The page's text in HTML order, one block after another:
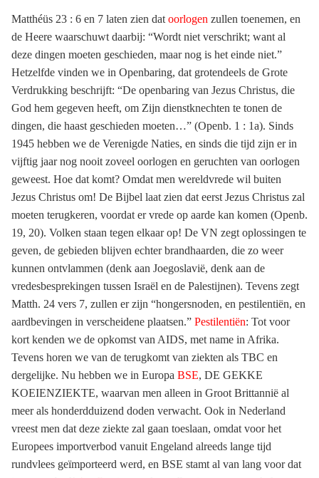
Matthéüs 23 : 6 en 7 laten zien dat oorlogen zullen toenemen, en
de Heere waarschuwt daarbij: “Wordt niet verschrikt; want al
deze dingen moeten geschieden, maar nog is het einde niet.”
Hetzelfde vinden we in Openbaring, dat grotendeels de Grote
Verdrukking beschrijft: “De openbaring van Jezus Christus, die
God hem gegeven heeft, om Zijn dienstknechten te tonen de
dingen, die haast geschieden moeten…” (Openb. 1 : 1a). Sinds
1945 hebben we de Verenigde Naties, en sinds die tijd zijn er in
vijftig jaar nog nooit zoveel oorlogen en geruchten van oorlogen
geweest. Hoe dat komt? Omdat men wereldvrede wil buiten
Jezus Christus om! De Bijbel laat zien dat eerst Jezus Christus zal
moeten terugkeren, voordat er vrede op aarde kan komen (Openb.
19, 20). Volken staan tegen elkaar op! De VN zegt oplossingen te
geven, de gebieden blijven echter brandhaarden, die zo weer
kunnen ontvlammen (denk aan Joegoslavië, denk aan de
vredesbesprekingen tussen Israël en de Palestijnen). Tevens zegt
Matth. 24 vers 7, zullen er zijn “hongersnoden, en pestilentiën, en
aardbevingen in verscheidene plaatsen.” Pestilentiën: Tot voor
kort kenden we de opkomst van AIDS, met name in Afrika.
Tevens horen we van de terugkomt van ziekten als TBC en
dergelijke. Nu hebben we in Europa BSE, DE GEKKE
KOEIENZIEKTE, waarvan men alleen in Groot Brittannië al
meer als honderdduizend doden verwacht. Ook in Nederland
vreest men dat deze ziekte zal gaan toeslaan, omdat voor het
Europees importverbod vanuit Engeland alreeds lange tijd
rundvlees geïmporteerd werd, en BSE stamt al van lang voor dat